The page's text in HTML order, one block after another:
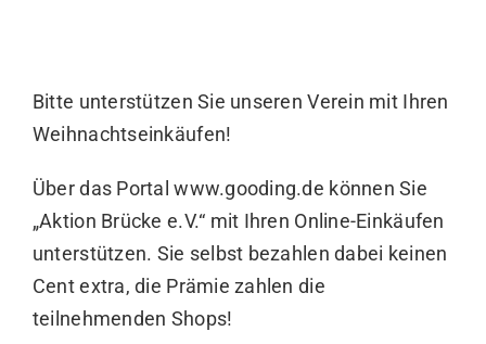
Bitte unterstützen Sie unseren Verein mit Ihren
Weihnachtseinkäufen!
Über das Portal www.gooding.de können Sie
„Aktion Brücke e.V.“ mit Ihren Online-Einkäufen
unterstützen. Sie selbst bezahlen dabei keinen
Cent extra, die Prämie zahlen die
teilnehmenden Shops!